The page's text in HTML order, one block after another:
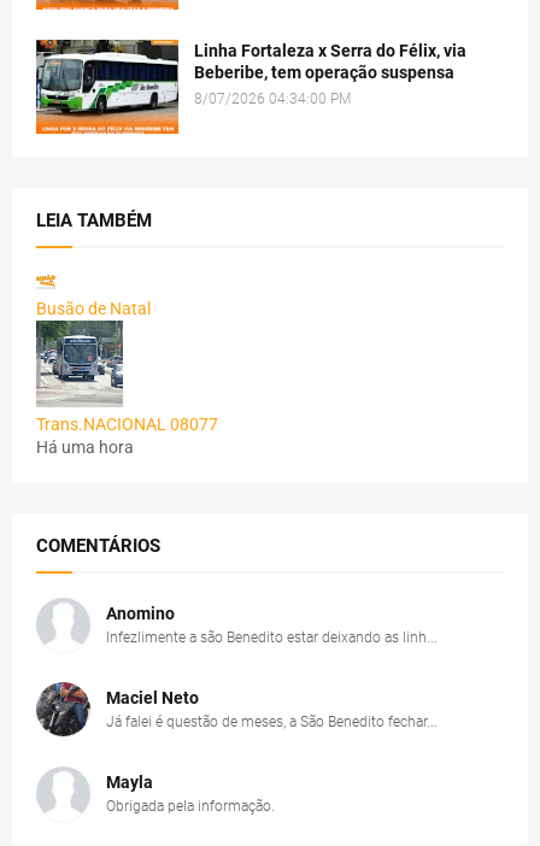
Linha Fortaleza x Serra do Félix, via
Beberibe, tem operação suspensa
8/07/2026 04:34:00 PM
LEIA TAMBÉM
Busão de Natal
Trans.NACIONAL 08077
Há uma hora
COMENTÁRIOS
Anomino
Infezlimente a são Benedito estar deixando as linh...
Maciel Neto
Já falei é questão de meses, a São Benedito fechar...
Mayla
Obrigada pela informação.